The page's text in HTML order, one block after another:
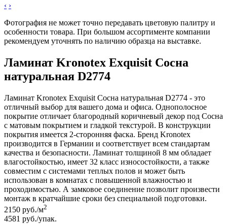
‹ ›
Фотография не может точно передавать цветовую палитру и
особенности товара. При большом ассортименте компании
рекомендуем уточнять по наличию образца на выставке.
Ламинат Kronotex Exquisit Сосна
натуральная D2774
Ламинат Kronotex Exquisit Сосна натуральная D2774 - это
отличный выбор для вашего дома и офиса. Однополосное
покрытие отличает благородный коричневый декор под Сосна
с матовым покрытием и гладкой текстурой. В конструкции
покрытия имеется 2-сторонняя фаска. Бренд Kronotex
производится в Германии и соответствует всем стандартам
качества и безопасности. Ламинат толщиной 8 мм обладает
влагостойкостью, имеет 32 класс износостойкости, а также
совместим с системами теплых полов и может быть
использован в комнатах с повышенной влажностью и
проходимостью. А замковое соединение позволит произвести
монтаж в кратчайшие сроки без специальной подготовки.
2150 руб./м2
4581 руб./упак.